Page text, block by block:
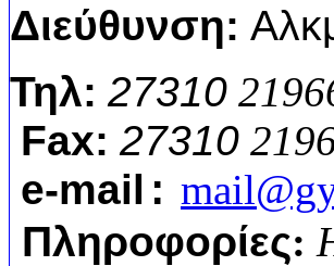
Διεύθυνση:
Τηλ: 27310
Fax: 27310
e-mail :
Πληροφορίες: